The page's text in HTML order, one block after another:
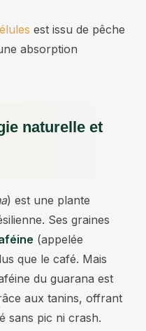
est issu de pêche
absorption
naturelle et
) est une plante
Ses graines
(appelée
que le café. Mais
du guarana est
aux tanins, offrant
sans pic ni crash.